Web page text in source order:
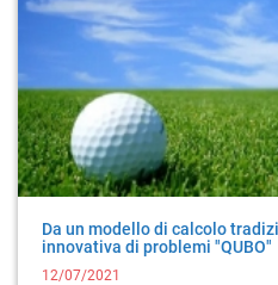
Da un modello di calcolo
innovativa di problemi "QUBO"
12/07/2021